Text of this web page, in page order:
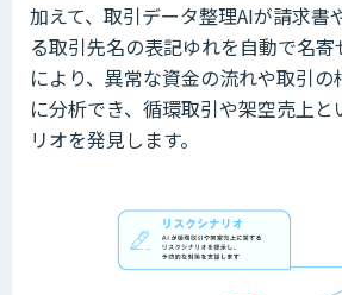
加えて、取引データ整理AIが請求書
る取引先名の表記ゆれを自動で名
により、異常な資金の流れや取引
に分析でき、循環取引や架空売上
リオを発見します。